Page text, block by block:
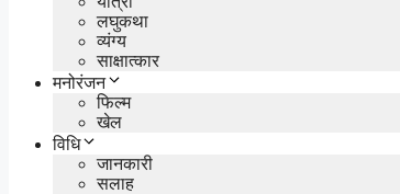
लघुकथा
व्यंग्य
साक्षात्कार
मनोरंजन
फिल्म
खेल
विधि
जानकारी
सलाह